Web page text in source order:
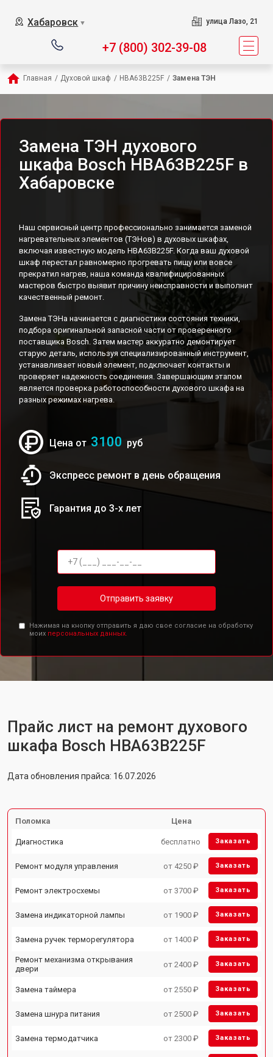
Хабаровск ▼ улица Лазо, 21
+7 (800) 302-39-08
Главная / Духовой шкаф / HBA63B225F / Замена ТЭН
Замена ТЭН духового
шкафа Bosch HBA63B225F в
Хабаровске
Наш сервисный центр профессионально занимается заменой
нагревательных элементов (ТЭНов) в духовых шкафах,
включая известную модель HBA63B225F. Когда ваш духовой
шкаф перестал равномерно прогревать пищу или вовсе
прекратил нагрев, наша команда квалифицированных
мастеров быстро выявит причину неисправности и выполнит
качественный ремонт.
Замена ТЭНа начинается с диагностики состояния техники,
подбора оригинальной запасной части от проверенного
поставщика Bosch. Затем мастер аккуратно демонтирует
старую деталь, используя специализированный инструмент,
устанавливает новый элемент, подключает контакты и
проверяет надежность соединения. Завершающим этапом
является проверка работоспособности духового шкафа на
разных режимах нагрева.
Цена от 3100 руб
Экспресс ремонт в день обращения
Гарантия до 3-х лет
Отправить заявку
Нажимая на кнопку отправить я даю свое согласие на обработку
моих персональных данных.
Прайс лист на ремонт духового
шкафа Bosch HBA63B225F
Дата обновления прайса: 16.07.2026
Поломка Цена
Диагностика бесплатно Заказать
Ремонт модуля управления от 4250 ₽ Заказать
Ремонт электросхемы от 3700 ₽ Заказать
Замена индикаторной лампы от 1900 ₽ Заказать
Замена ручек терморегулятора от 1400 ₽ Заказать
Ремонт механизма открывания
двери
от 2400 ₽ Заказать
Замена таймера от 2550 ₽ Заказать
Замена шнура питания от 2500 ₽ Заказать
Замена термодатчика от 2300 ₽ Заказать